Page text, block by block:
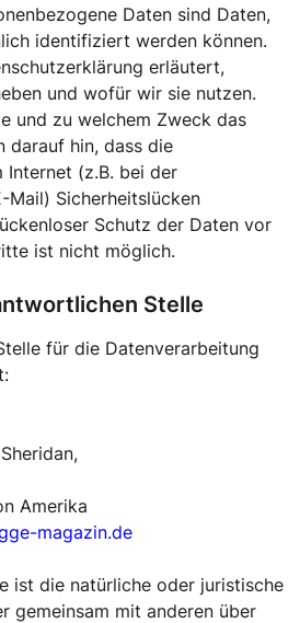
Daten sind Daten,
identifiziert werden können.
erläutert,
und wofür wir sie nutzen.
und zu welchem Zweck das
darauf hin, dass die
Internet (z.B. bei der
Mail) Sicherheitslücken
Schutz der Daten vor
ist nicht möglich.
Stelle
für die Datenverarbeitung
Amerika
magazin.de
ist die natürliche oder juristische
gemeinsam mit anderen über